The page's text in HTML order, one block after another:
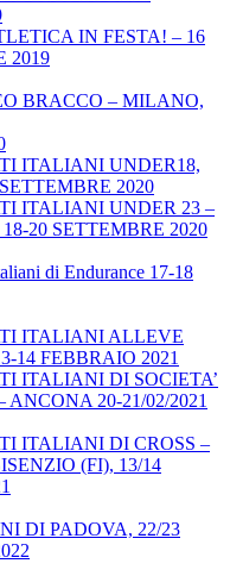
IN FESTA! – 16
2019
BRACCO – MILANO,
ITALIANI UNDER18,
2020
ITALIANI UNDER 23 –
20 SETTEMBRE 2020
di Endurance 17-18
ITALIANI ALLEVE
14 FEBBRAIO 2021
ITALIANI DI SOCIETA’
ANCONA 20-21/02/2021
ITALIANI DI CROSS –
(FI), 13/14
DI PADOVA, 22/23